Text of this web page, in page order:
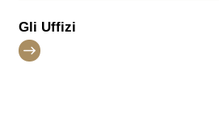
Gli Uffizi